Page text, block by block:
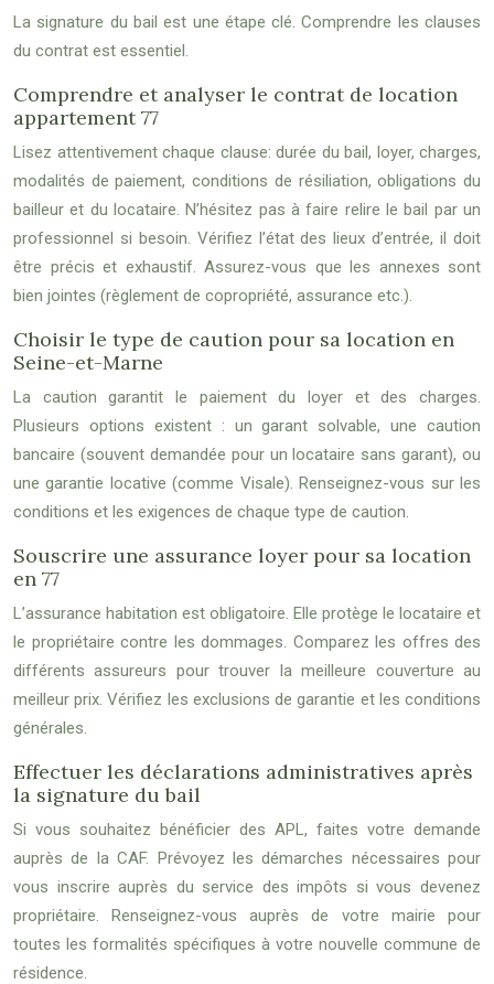
La signature du bail est une étape clé. Comprendre les clauses
du contrat est essentiel.
Comprendre et analyser le contrat de location
appartement 77
Lisez attentivement chaque clause: durée du bail, loyer, charges,
modalités de paiement, conditions de résiliation, obligations du
bailleur et du locataire. N’hésitez pas à faire relire le bail par un
professionnel si besoin. Vérifiez l’état des lieux d’entrée, il doit
être précis et exhaustif. Assurez-vous que les annexes sont
bien jointes (règlement de copropriété, assurance etc.).
Choisir le type de caution pour sa location en
Seine-et-Marne
La caution garantit le paiement du loyer et des charges.
Plusieurs options existent : un garant solvable, une caution
bancaire (souvent demandée pour un locataire sans garant), ou
une garantie locative (comme Visale). Renseignez-vous sur les
conditions et les exigences de chaque type de caution.
Souscrire une assurance loyer pour sa location
en 77
L’assurance habitation est obligatoire. Elle protège le locataire et
le propriétaire contre les dommages. Comparez les offres des
différents assureurs pour trouver la meilleure couverture au
meilleur prix. Vérifiez les exclusions de garantie et les conditions
générales.
Effectuer les déclarations administratives après
la signature du bail
Si vous souhaitez bénéficier des APL, faites votre demande
auprès de la CAF. Prévoyez les démarches nécessaires pour
vous inscrire auprès du service des impôts si vous devenez
propriétaire. Renseignez-vous auprès de votre mairie pour
toutes les formalités spécifiques à votre nouvelle commune de
résidence.